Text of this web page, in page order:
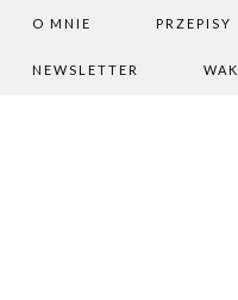
O MNIE PRZEPISY
NEWSLETTER